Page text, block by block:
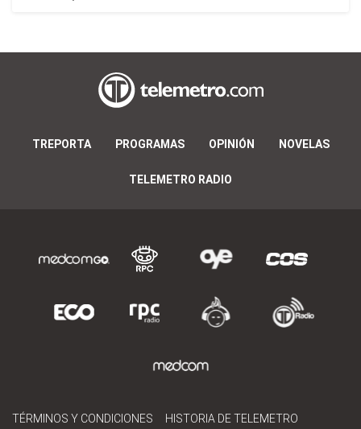
TREPORTA PROGRAMAS OPINIÓN NOVELAS
TELEMETRO RADIO
TÉRMINOS Y CONDICIONES HISTORIA DE TELEMETRO